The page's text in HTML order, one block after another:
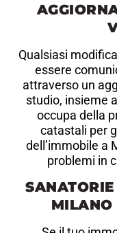
Qualsiasi
essere
attraverso un
studio, insieme
occupa della
catastali per
dell’immobile a
problemi in
MILANO